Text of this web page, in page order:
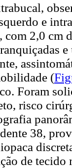
e
com 2,0 cm
(
Foram
risco
38,
de tecido